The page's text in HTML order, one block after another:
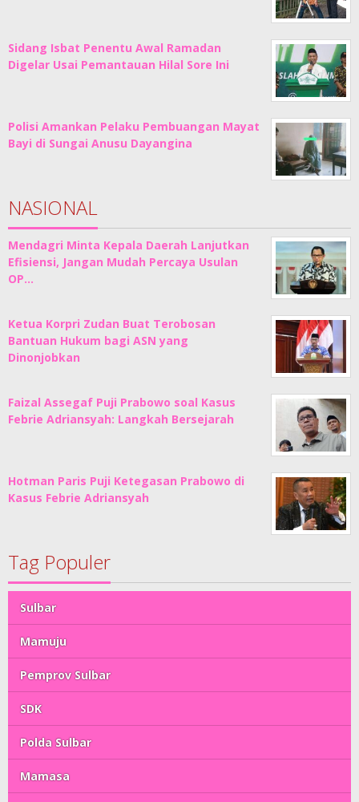
Sidang Isbat Penentu Awal Ramadan
Digelar Usai Pemantauan Hilal Sore Ini
Polisi Amankan Pelaku Pembuangan Mayat
Bayi di Sungai Anusu Dayangina
NASIONAL
Mendagri Minta Kepala Daerah Lanjutkan
Efisiensi, Jangan Mudah Percaya Usulan
OP…
Ketua Korpri Zudan Buat Terobosan
Bantuan Hukum bagi ASN yang
Dinonjobkan
Faizal Assegaf Puji Prabowo soal Kasus
Febrie Adriansyah: Langkah Bersejarah
Hotman Paris Puji Ketegasan Prabowo di
Kasus Febrie Adriansyah
Tag Populer
Sulbar
Mamuju
Pemprov Sulbar
SDK
Polda Sulbar
Mamasa